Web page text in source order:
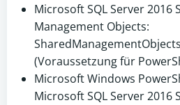
Microsoft SQL Server 2016
Management Objects:
(Voraussetzung für
Microsoft Windows
Microsoft SQL Server 2016